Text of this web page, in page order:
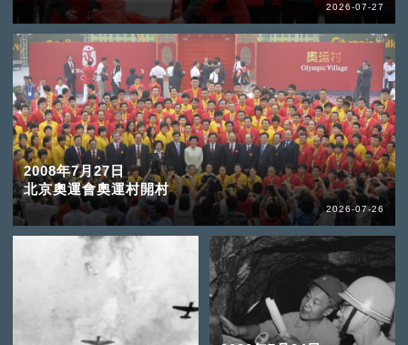
2026-07-27
2008年7月27日
北京奧運會奧運村開村
2026-07-26